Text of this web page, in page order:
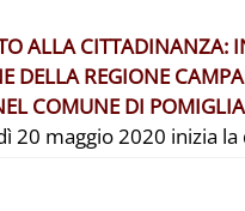
ALLA CITTADINANZA:
DELLA REGIONE
COMUNE DI
20 maggio 2020 inizia